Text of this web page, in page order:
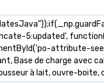
5:updated',
attribute-
Base de charge avec
à lait, ouvre-boite,